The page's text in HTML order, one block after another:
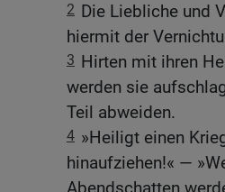
2 Die Liebliche und
hiermit der
3 Hirten mit ihren
werden sie
Teil abweiden.
4 »Heiligt einen
hinaufziehen!« —